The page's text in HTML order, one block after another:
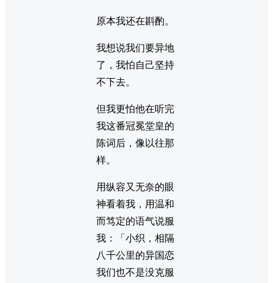
原本我还在斟酌。
我想说我们要异地
了，我怕自己坚持
不下去。
但我更怕他在听完
我这番冠冕堂皇的
陈词后，像以往那
样。
用纵容又无奈的眼
神看着我，用温和
而笃定的语气说服
我：「小织，相隔
八千公里的异国恋
我们也不是没克服